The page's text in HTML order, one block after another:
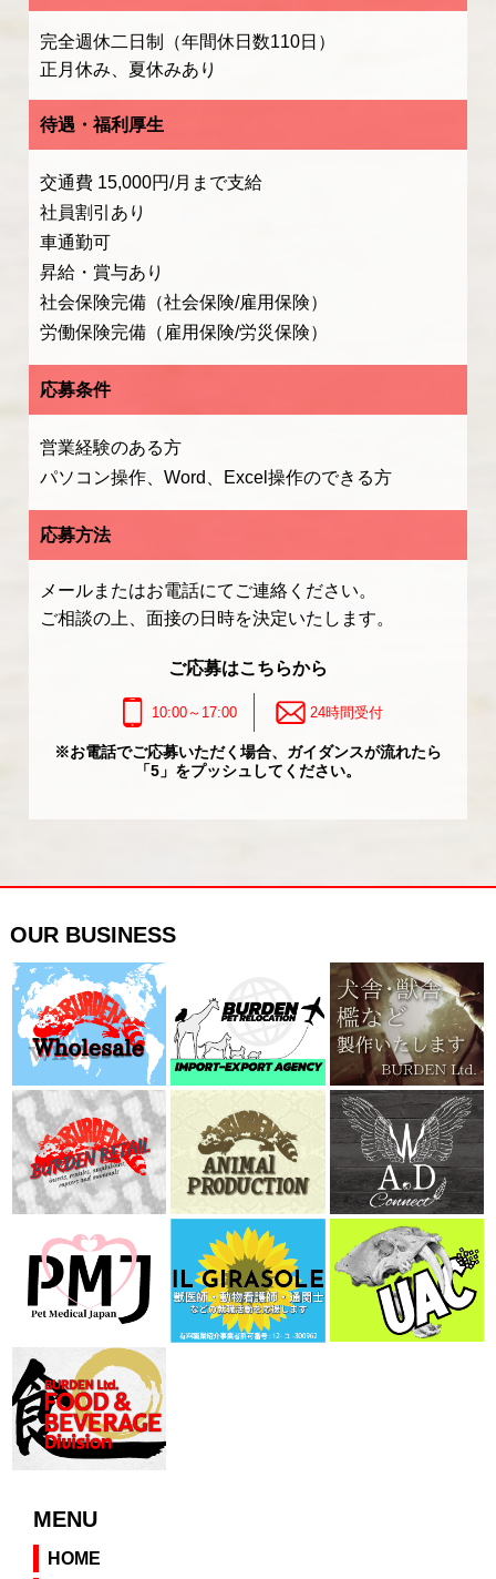
完全週休二日制（年間休日数110日）
正月休み、夏休みあり
待遇・福利厚生
交通費 15,000円/月まで支給
社員割引あり
車通勤可
昇給・賞与あり
社会保険完備（社会保険/雇用保険）
労働保険完備（雇用保険/労災保険）
応募条件
営業経験のある方
パソコン操作、Word、Excel操作のできる方
応募方法
メールまたはお電話にてご連絡ください。
ご相談の上、面接の日時を決定いたします。
ご応募はこちらから
10:00～17:00 24時間受付
※お電話でご応募いただく場合、ガイダンスが流れたら
「5」をプッシュしてください。
OUR BUSINESS
MENU
HOME